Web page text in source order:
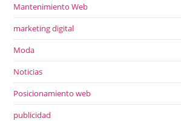
Mantenimiento Web
marketing digital
Moda
Noticias
Posicionamiento web
publicidad